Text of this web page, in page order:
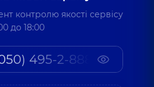
контролю якості сервісу
до 18:00
495-2-888